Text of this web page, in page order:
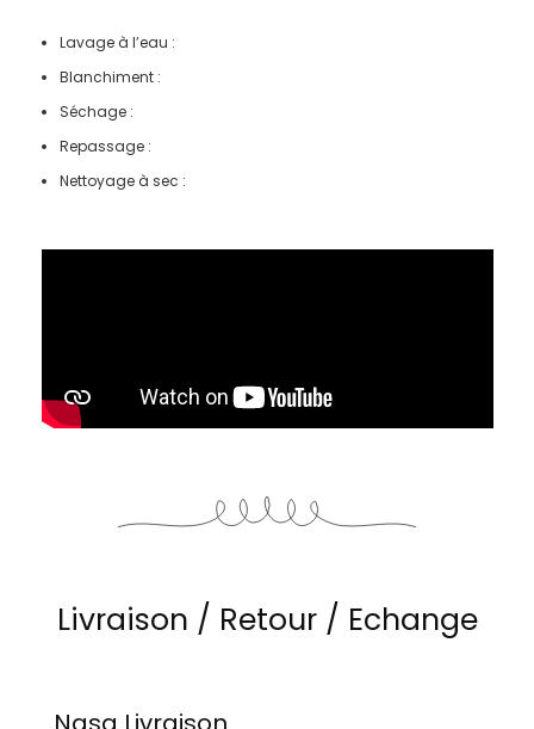
Lavage à l’eau :
Blanchiment :
Séchage :
Repassage :
Nettoyage à sec :
Livraison / Retour / Echange